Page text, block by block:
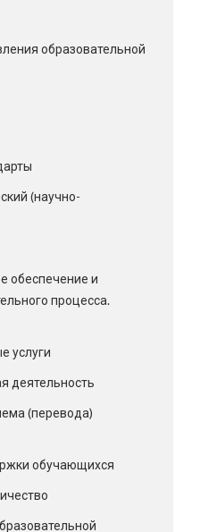
образовательной
(научно-
обеспечение и
процесса.
услуги
деятельность
(перевода)
обучающихся